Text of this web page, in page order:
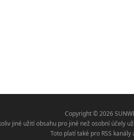
Copyright © 2026
jiné užití obsahu pro jiné než osobní účely
Toto platí také pro RSS kanály